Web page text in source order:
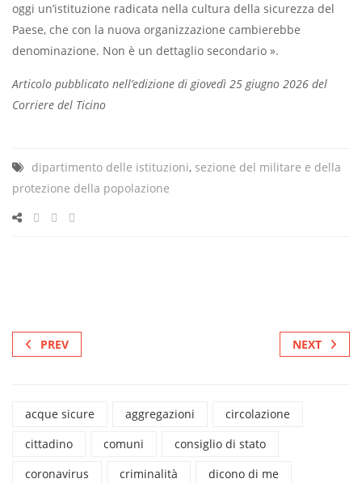
oggi un’istituzione radicata nella cultura della sicurezza del
Paese, che con la nuova organizzazione cambierebbe
denominazione. Non è un dettaglio secondario ».
Articolo pubblicato nell’edizione di giovedì 25 giugno 2026 del
Corriere del Ticino
dipartimento delle istituzioni, sezione del militare e della
protezione della popolazione
PREV NEXT
acque sicure aggregazioni
circolazione
cittadino
comuni
consiglio di stato
coronavirus
criminalità
dicono di me